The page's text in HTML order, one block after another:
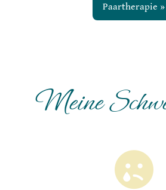
Paartherapie »
Meine